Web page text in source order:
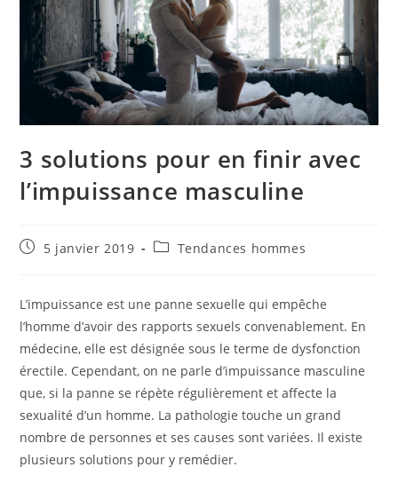
3 solutions pour en finir avec
l’impuissance masculine
Publication
5 janvier 2019
PostTendances hommes
L’impuissance est une panne sexuelle qui empêche
l’homme d’avoir des rapports sexuels convenablement. En
médecine, elle est désignée sous le terme de dysfonction
érectile. Cependant, on ne parle d’impuissance masculine
que, si la panne se répète régulièrement et affecte la
sexualité d’un homme. La pathologie touche un grand
nombre de personnes et ses causes sont variées. Il existe
plusieurs solutions pour y remédier.